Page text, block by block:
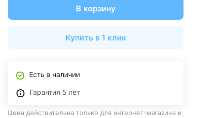
В корзину
Купить в 1 клик
Есть в наличии
Гарантия 5 лет
Цена действительна только для интернет-магазина и